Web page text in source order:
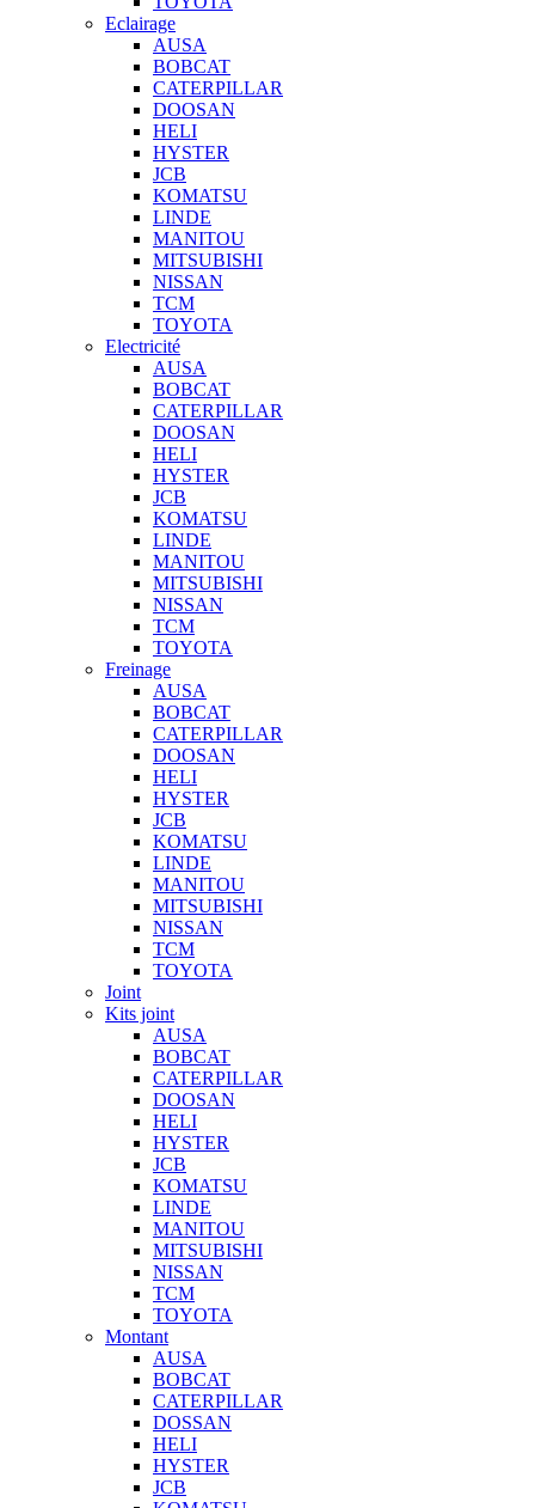
Eclairage
AUSA
BOBCAT
CATERPILLAR
DOOSAN
HELI
HYSTER
JCB
KOMATSU
LINDE
MANITOU
MITSUBISHI
NISSAN
TCM
TOYOTA
Electricité
AUSA
BOBCAT
CATERPILLAR
DOOSAN
HELI
HYSTER
JCB
KOMATSU
LINDE
MANITOU
MITSUBISHI
NISSAN
TCM
TOYOTA
Freinage
AUSA
BOBCAT
CATERPILLAR
DOOSAN
HELI
HYSTER
JCB
KOMATSU
LINDE
MANITOU
MITSUBISHI
NISSAN
TCM
TOYOTA
Joint
Kits joint
AUSA
BOBCAT
CATERPILLAR
DOOSAN
HELI
HYSTER
JCB
KOMATSU
LINDE
MANITOU
MITSUBISHI
NISSAN
TCM
TOYOTA
Montant
AUSA
BOBCAT
CATERPILLAR
DOSSAN
HELI
HYSTER
JCB